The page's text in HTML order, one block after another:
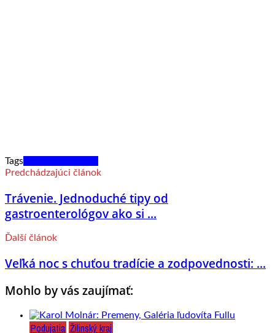
Tags
Predchádzajúci článok
Trávenie. Jednoduché tipy od
gastroenterológov ako si ...
Ďalší článok
Veľká noc s chuťou tradície a zodpovednosti: ...
Mohlo by vás zaujímať:
Podujatia Žilinský kraj